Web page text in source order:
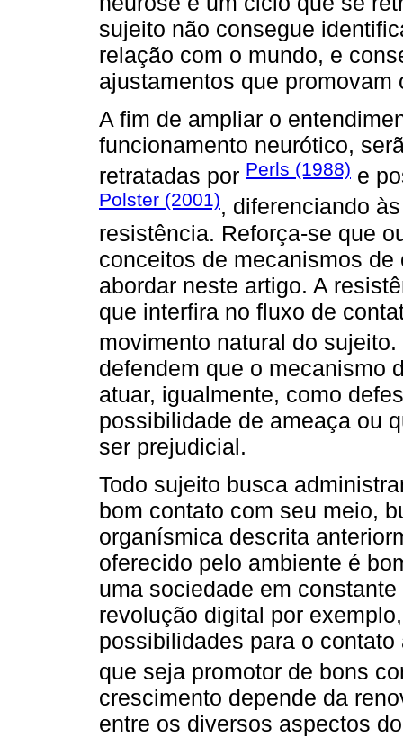
sujeito não consegue
relação com o mundo, e
ajustamentos que promovam
A fim de ampliar o
funcionamento neurótico,
retratadas por Perls (1988) e
Polster (2001), diferenciando
resistência. Reforça-se que
conceitos de mecanismos
abordar neste artigo. A
que interfira no fluxo de
movimento natural do
defendem que o mecanismo
atuar, igualmente, como
possibilidade de ameaça ou
ser prejudicial.
Todo sujeito busca
bom contato com seu meio,
organísmica descrita
oferecido pelo ambiente é
uma sociedade em
revolução digital por
possibilidades para o
que seja promotor de bons
crescimento depende da
entre os diversos aspectos